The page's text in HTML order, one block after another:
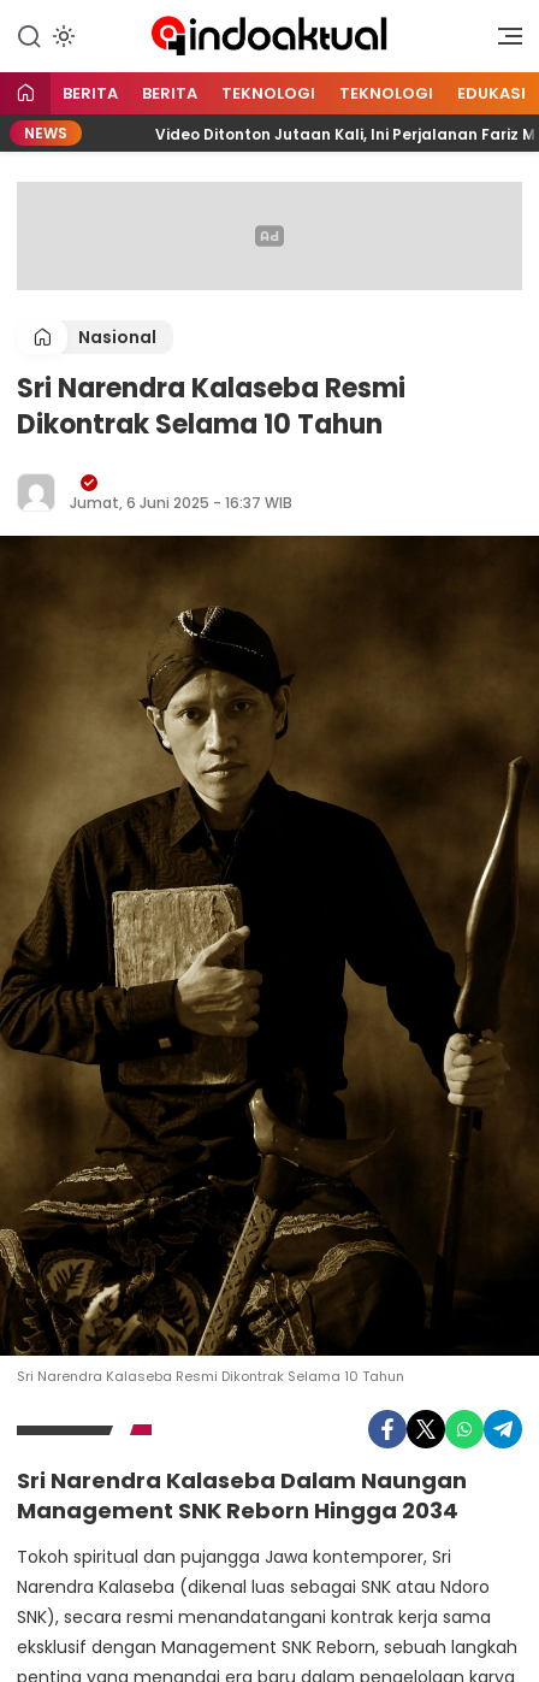
Indoaktual
Indonesia Aktual
BERITA BERITA TEKNOLOGI TEKNOLOGI EDUKASI
NEWS Video Ditonton Jutaan Kali, Ini Perjalanan Fariz
Nasional
Sri Narendra Kalaseba Resmi
Dikontrak Selama 10 Tahun
Jumat, 6 Juni 2025 - 16:37 WIB
Sri Narendra Kalaseba Resmi Dikontrak Selama 10 Tahun
Sri Narendra Kalaseba Dalam Naungan
Management SNK Reborn Hingga 2034
Tokoh spiritual dan pujangga Jawa kontemporer, Sri
Narendra Kalaseba (dikenal luas sebagai SNK atau Ndoro
SNK), secara resmi menandatangani kontrak kerja sama
eksklusif dengan Management SNK Reborn, sebuah langkah